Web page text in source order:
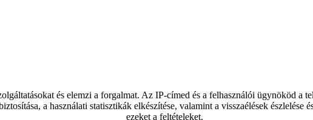
és elemzi a forgalmat. Az IP-címed és a felhasználói ügynököd a
a használati statisztikák elkészítése, valamint a visszaélések
ezeket a feltételeket.